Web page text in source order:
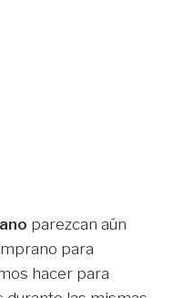
parezcan aún
para
hacer para